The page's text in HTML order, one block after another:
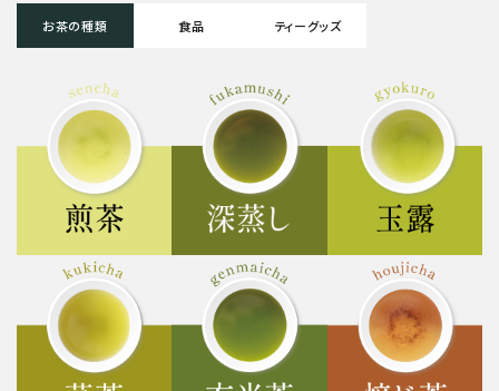
お茶の種類 食品 ティーグッズ